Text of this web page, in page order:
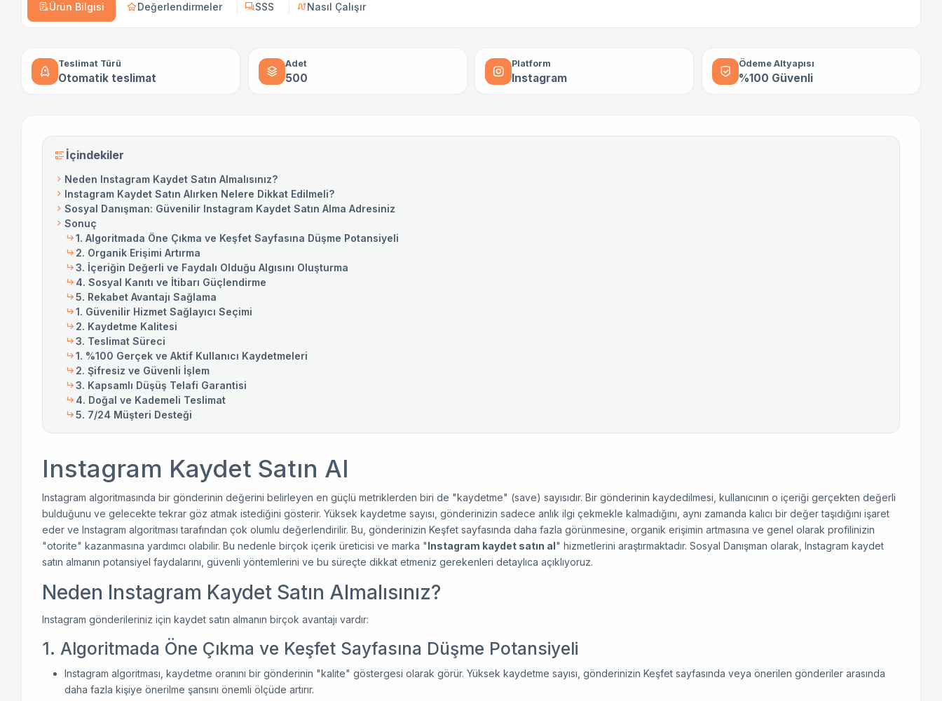
Ürün Bilgisi Değerlendirmeler SSS Nasıl Çalışır
Teslimat Türü
Otomatik teslimat
Adet
500
Platform
Instagram
Ödeme Altyapısı
%100 Güvenli
İçindekiler
Neden Instagram Kaydet Satın Almalısınız?
Instagram Kaydet Satın Alırken Nelere Dikkat Edilmeli?
Sosyal Danışman: Güvenilir Instagram Kaydet Satın Alma Adresiniz
Sonuç
1. Algoritmada Öne Çıkma ve Keşfet Sayfasına Düşme Potansiyeli
2. Organik Erişimi Artırma
3. İçeriğin Değerli ve Faydalı Olduğu Algısını Oluşturma
4. Sosyal Kanıtı ve İtibarı Güçlendirme
5. Rekabet Avantajı Sağlama
1. Güvenilir Hizmet Sağlayıcı Seçimi
2. Kaydetme Kalitesi
3. Teslimat Süreci
1. %100 Gerçek ve Aktif Kullanıcı Kaydetmeleri
2. Şifresiz ve Güvenli İşlem
3. Kapsamlı Düşüş Telafi Garantisi
4. Doğal ve Kademeli Teslimat
5. 7/24 Müşteri Desteği
Instagram Kaydet Satın Al
Instagram algoritmasında bir gönderinin değerini belirleyen en güçlü metriklerden biri de "kaydetme" (save) sayısıdır. Bir gönderinin kaydedilmesi, kullanıcının o içeriği gerçekten değerli
bulduğunu ve gelecekte tekrar göz atmak istediğini gösterir. Yüksek kaydetme sayısı, gönderinizin sadece anlık ilgi çekmekle kalmadığını, aynı zamanda kalıcı bir değer taşıdığını işaret
eder ve Instagram algoritması tarafından çok olumlu değerlendirilir. Bu, gönderinizin Keşfet sayfasında daha fazla görünmesine, organik erişimin artmasına ve genel olarak profilinizin
"otorite" kazanmasına yardımcı olabilir. Bu nedenle birçok içerik üreticisi ve marka "Instagram kaydet satın al" hizmetlerini araştırmaktadır. Sosyal Danışman olarak, Instagram kaydet
satın almanın potansiyel faydalarını, güvenli yöntemlerini ve bu süreçte dikkat etmeniz gerekenleri detaylıca açıklıyoruz.
Neden Instagram Kaydet Satın Almalısınız?
Instagram gönderileriniz için kaydet satın almanın birçok avantajı vardır:
1. Algoritmada Öne Çıkma ve Keşfet Sayfasına Düşme Potansiyeli
Instagram algoritması, kaydetme oranını bir gönderinin "kalite" göstergesi olarak görür. Yüksek kaydetme sayısı, gönderinizin Keşfet sayfasında veya önerilen gönderiler arasında
daha fazla kişiye önerilme şansını önemli ölçüde artırır.